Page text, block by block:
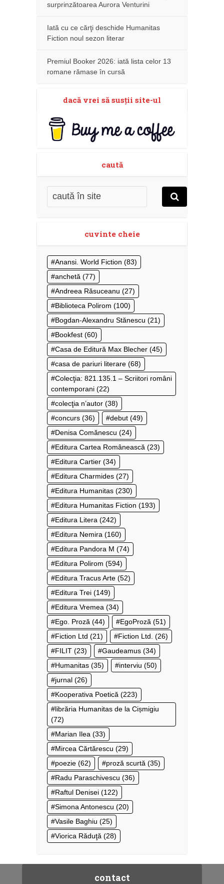
surprinzătoarea Aurora Venturini
Iată cu ce cărţi deschide Humanitas
Fiction noul sezon literar
Premiul Booker 2026: iată lista celor 13
romane rămase în cursă
dacă vrei să susţii site-ul
caută
cuvinte cheie
Anansi. World Fiction (83)
anchetă (77)
Andreea Răsuceanu (27)
Biblioteca Polirom (100)
Bogdan-Alexandru Stănescu (21)
Bookfest (60)
Casa de Editură Max Blecher (45)
casa de pariuri literare (68)
Colecţia: 821.135.1 – Scriitori români
contemporani (22)
colecţia n’autor (38)
concurs (36) debut (49)
Denisa Comănescu (24)
Editura Cartea Românească (23)
Editura Cartier (34)
Editura Charmides (27)
Editura Humanitas (230)
Editura Humanitas Fiction (193)
Editura Litera (242)
Editura Nemira (160)
Editura Pandora M (74)
Editura Polirom (594)
Editura Tracus Arte (52)
Editura Trei (149)
Editura Vremea (34)
Ego. Proză (44) EgoProză (51)
Fiction Ltd (21) Fiction Ltd. (26)
FILIT (23) Gaudeamus (34)
Humanitas (35) interviu (50)
jurnal (26)
Kooperativa Poetică (223)
librăria Humanitas de la Cișmigiu
(72)
Marian Ilea (33)
Mircea Cărtărescu (29)
poezie (62) proză scurtă (35)
Radu Paraschivescu (36)
Raftul Denisei (122)
Simona Antonescu (20)
Vasile Baghiu (25)
Viorica Răduţă (28)
contact